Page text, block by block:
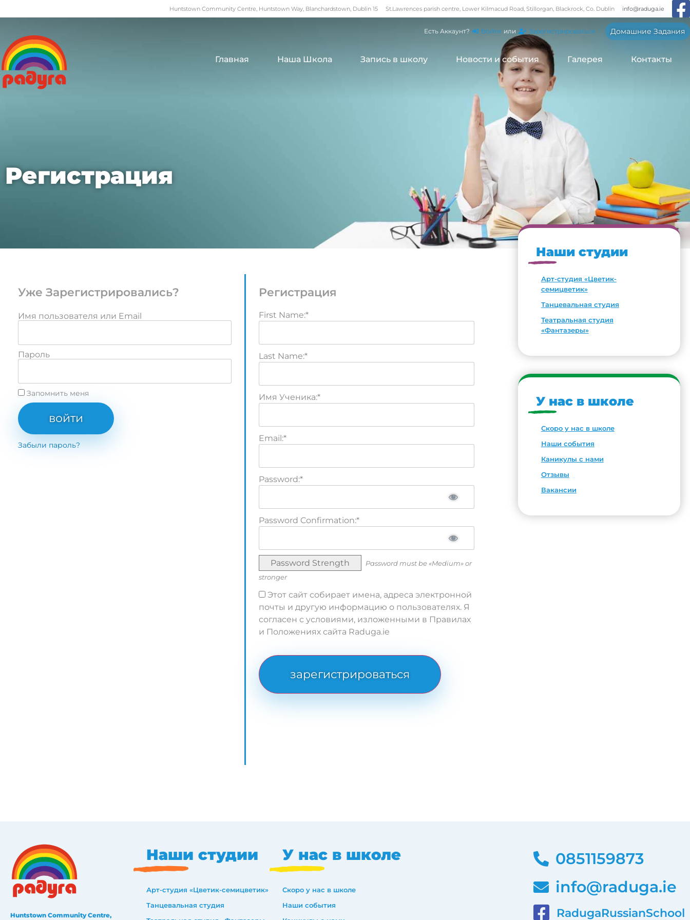
Huntstown Community Centre, Huntstown Way, Blanchardstown, Dublin 15 St.Lawrences parish centre, Lower Kilmacud Road, Stillorgan, Blackrock, Co. Dublin info@raduga.ie
Есть Аккаунт? Войти или Зарегистрироваться Домашние Задания
Главная Наша Школа Запись в школу Новости и события Галерея Контакты
Регистрация
Уже Зарегистрировались?
Имя пользователя или Email
Пароль
Запомнить меня
войти
Забыли пароль?
Регистрация
First Name:*
Last Name:*
Имя Ученика:*
Email:*
Password:*
Password Confirmation:*
Password Strength
Password must be «Medium» or
stronger
Этот сайт собирает имена, адреса электронной
почты и другую информацию о пользователях. Я
согласен с условиями, изложенными в Правилах
и Положениях сайта Raduga.ie
No val
Наши студии
Арт-студия «Цветик-
семицветик»
Танцевальная студия
Театральная студия
«Фантазеры»
У нас в школе
Скоро у нас в школе
Наши события
Каникулы с нами
Отзывы
Вакансии
Huntstown Community Centre,
Наши студии
Арт-студия «Цветик-семицветик»
Танцевальная студия
У нас в школе
Скоро у нас в школе
Наши события
0851159873
info@raduga.ie
RadugaRussianSchool